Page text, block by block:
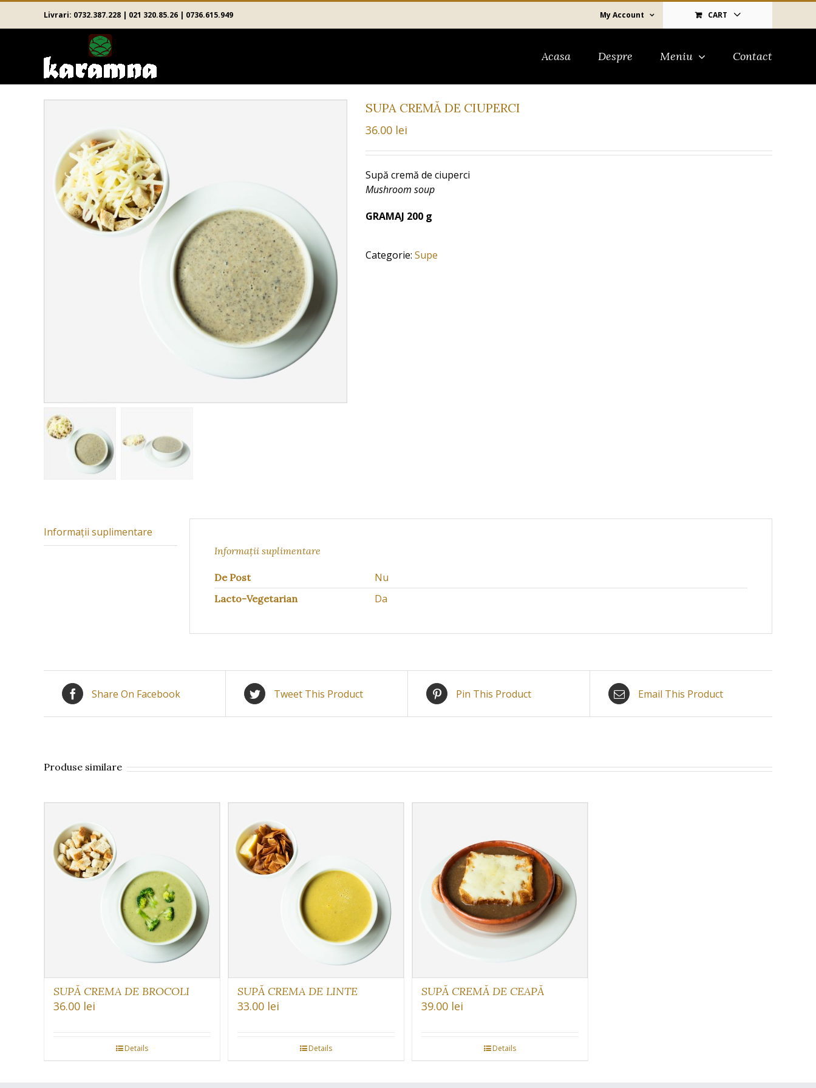
Livrari: 0732.387.228 | 021 320.85.26 | 0736.615.949 My Account CART
for:
Acasa Despre Meniu Contact
SUPA CREMĂ DE CIUPERCI
36.00 lei
Supă cremă de ciuperci
Mushroom soup
GRAMAJ 200 g
Categorie: Supe
Informații suplimentare
Informații suplimentare
De Post Nu
Lacto-Vegetarian Da
Share On Facebook Tweet This Product Pin This Product Email This Product
Produse similare
SUPĂ CREMA DE BROCOLI
36.00 lei
Details
SUPĂ CREMA DE LINTE
33.00 lei
Details
SUPĂ CREMĂ DE CEAPĂ
39.00 lei
Details